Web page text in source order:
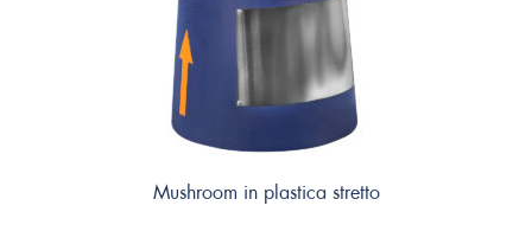
Mushroom in plastica stretto